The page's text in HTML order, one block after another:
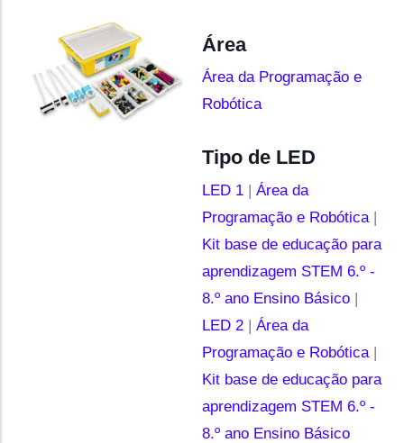
Área
Área da Programação e
Robótica
Tipo de LED
LED 1 | Área da
Programação e Robótica|
Kit base de educação para
aprendizagem STEM 6.º -
8.º ano Ensino Básico |
LED 2 | Área da
Programação e Robótica|
Kit base de educação para
aprendizagem STEM 6.º -
8.º ano Ensino Básico